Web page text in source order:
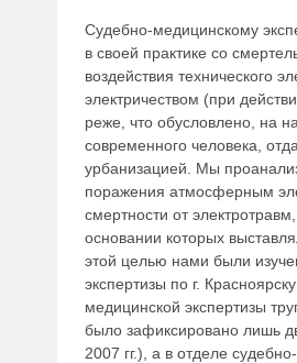
Судебно-медицинскому
в своей практике со
воздействия технического
электричеством (при
реже, что обусловлено, на
современного человека,
урбанизацией. Мы
поражения атмосферным
смертности от
основании которых
этой целью нами были
экспертизы по г.
медицинской экспертизы
было зафиксировано лишь
2007 гг.), а в отделе